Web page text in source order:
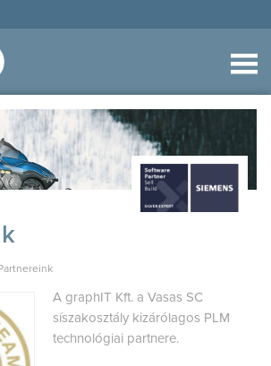
A graphIT Kft. a Vasas SC
síszakosztály kizárólagos PLM
technológiai partnere.